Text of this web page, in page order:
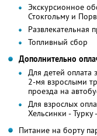
Экскурсионное
Стокгольму и
Развлекательная
Топливный сбор
Дополнительно
Для детей оплата
2-мя взрослыми
проезда на
Для взрослых
Хельсинки -
Питание на борту